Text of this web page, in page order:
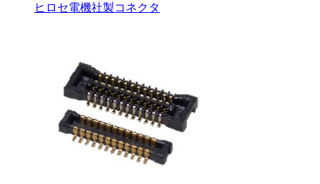
ヒロセ電機社製コネクタ